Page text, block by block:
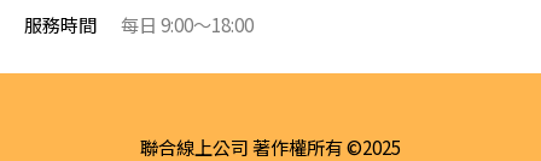
服務時間
每日 9:00～18:00
聯合線上公司 著作權所有 ©2025